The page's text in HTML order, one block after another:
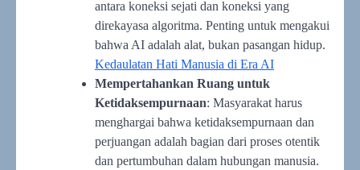
antara koneksi sejati dan koneksi yang
direkayasa algoritma. Penting untuk mengakui
bahwa AI adalah alat, bukan pasangan hidup.
Kedaulatan Hati Manusia di Era AI
Mempertahankan Ruang untuk
Ketidaksempurnaan: Masyarakat harus
menghargai bahwa ketidaksempurnaan dan
perjuangan adalah bagian dari proses otentik
dan pertumbuhan dalam hubungan manusia.